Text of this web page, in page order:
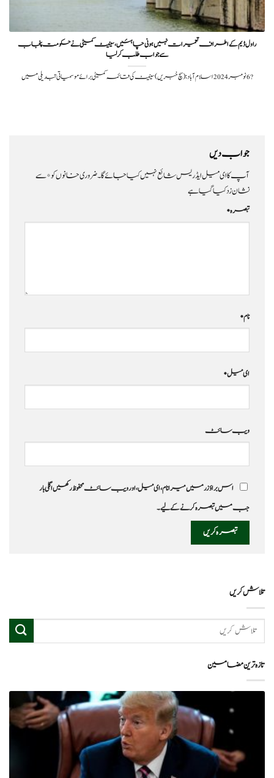
راول ڈیم کے اطراف تعمیرات نہیں ہونی چاہئیں، سینیٹ کمیٹی نے حکومت پنجاب
سے جواب طلب کرلیا
?️ 6 نومبر 2024اسلام آباد: (سچ خبریں) سینیٹ کی قائمہ کمیٹی برائے موسمیاتی تبدیلی میں
جواب دیں
آپ کا ای میل ایڈریس شائع نہیں کیا جائے گا۔ضروری خانوں کو*سے
نشان زد کیا گیا ہے
تبصرہ*
نام*
ای میل*
ویب‌ سائٹ
اس براؤزر میں میرا نام، ای میل، اور ویب سائٹ محفوظ رکھیں اگلی بار
جب میں تبصرہ کرنے کےلیے۔
تلاش کریں
تازہ ترین مضامین